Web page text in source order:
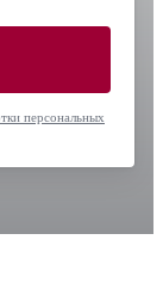
персональных